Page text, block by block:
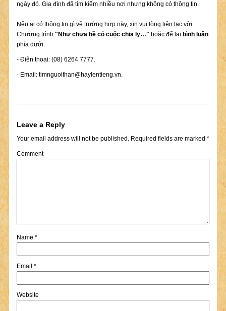
ngày đó. Gia đình đã tìm kiếm nhiều nơi nhưng không có thông tin.
Nếu ai có thông tin gì về trường hợp này, xin vui lòng liên lạc với
Chương trình "Như chưa hề có cuộc chia ly…" hoặc để lại bình luận
phía dưới.
- Điện thoại: (08) 6264 7777.
- Email: timnguoithan@haylentieng.vn.
Leave a Reply
Your email address will not be published.Required fields are marked *
Comment
Name *
Email *
Website